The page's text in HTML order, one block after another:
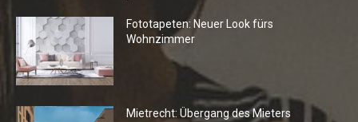
Fototapeten: Neuer Look fürs
Wohnzimmer
Mietrecht: Übergang des Mieters